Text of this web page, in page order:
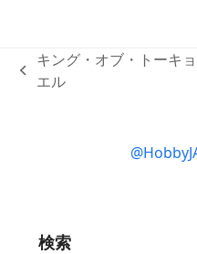
previous
キング・オブ・トーキ
エル
検索